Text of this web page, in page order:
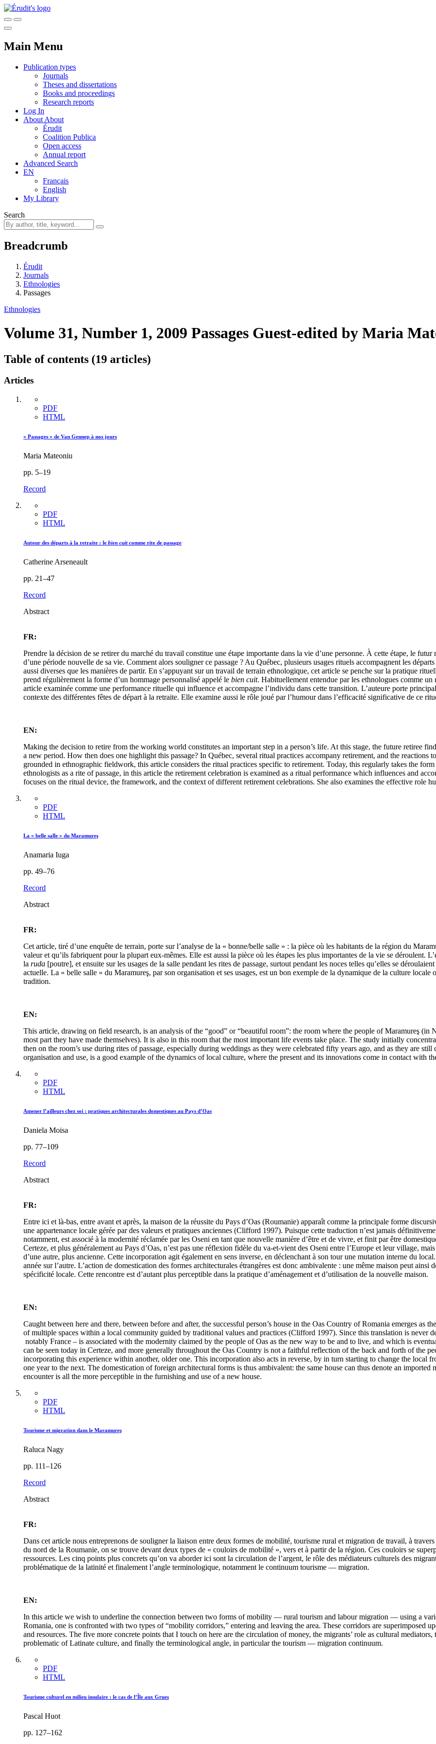
Main Menu
Publication types
Journals
Theses and dissertations
Books and proceedings
Research reports
Log In
About About
Érudit
Coalition Publica
Open access
Annual report
Advanced Search
EN
Français
English
My Library
Search
Breadcrumb
Érudit
Journals
Ethnologies
Passages
Ethnologies
Volume 31, Number 1, 2009 Passages Guest-edited by Maria
Table of contents (19 articles)
Articles
PDF
HTML
« Passages » de Van Gennep à nos jours
Maria Mateoniu
pp. 5–19
Record
PDF
HTML
Autour des départs à la retraite : le bien cuitcomme rite de passage
Catherine Arseneault
pp. 21–47
Record
Abstract
FR:
Prendre la décision de se retirer du marché du travail constitue une étape importante dans la vie d’une personne. À cette étape, le futur
d’une période nouvelle de sa vie. Comment alors souligner ce passage ? Au Québec, plusieurs usages rituels accompagnent les
aussi diverses que les manières de partir. En s’appuyant sur un travail de terrain ethnologique, cet article se penche sur la pratique
prend régulièrement la forme d’un hommage personnalisé appelé le bien cuit. Habituellement entendue par les ethnologues comme un
article examinée comme une performance rituelle qui influence et accompagne l’individu dans cette transition. L’auteure porte
contexte des différentes fêtes de départ à la retraite. Elle examine aussi le rôle joué par l’humour dans l’efficacité significative de ce
EN:
Making the decision to retire from the working world constitutes an important step in a person’s life. At this stage, the future retiree
a new period. How then does one highlight this passage? In Québec, several ritual practices accompany retirement, and the reactions
grounded in ethnographic fieldwork, this article considers the ritual practices specific to retirement. Today, this regularly takes the
ethnologists as a rite of passage, in this article the retirement celebration is examined as a ritual performance which influences and
focuses on the ritual device, the framework, and the context of different retirement celebrations. She also examines the effective role
PDF
HTML
La « belle salle » du Maramureş
Anamaria Iuga
pp. 49–76
Record
Abstract
FR:
Cet article, tiré d’une enquête de terrain, porte sur l’analyse de la « bonne/belle salle » : la pièce où les habitants de la région du
valeur et qu’ils fabriquent pour la plupart eux-mêmes. Elle est aussi la pièce où les étapes les plus importantes de la vie se déroulent.
la ruda [poutre], et ensuite sur les usages de la salle pendant les rites de passage, surtout pendant les noces telles qu’elles se
actuelle. La « belle salle » du Maramureş, par son organisation et ses usages, est un bon exemple de la dynamique de la culture
tradition.
EN:
This article, drawing on field research, is an analysis of the “good” or “beautiful room”: the room where the people of Maramureş
most part they have made themselves). It is also in this room that the most important life events take place. The study initially
then on the room’s use during rites of passage, especially during weddings as they were celebrated fifty years ago, and as they are
organisation and use, is a good example of the dynamics of local culture, where the present and its innovations come in contact with
PDF
HTML
Amener l’ailleurs chez soi : pratiques architecturales domestiques au Pays d’Oas
Daniela Moisa
pp. 77–109
Record
Abstract
FR:
Entre ici et là-bas, entre avant et après, la maison de la réussite du Pays d’Oas (Roumanie) apparaît comme la principale forme
une appartenance locale gérée par des valeurs et pratiques anciennes (Clifford 1997). Puisque cette traduction n’est jamais
notamment, est associé à la modernité réclamée par les Oseni en tant que nouvelle manière d’être et de vivre, et finit par être
Certeze, et plus généralement au Pays d’Oas, n’est pas une réflexion fidèle du va-et-vient des Oseni entre l’Europe et leur village,
d’une autre, plus ancienne. Cette incorporation agit également en sens inverse, en déclenchant à son tour une mutation interne du
année sur l’autre. L’action de domestication des formes architecturales étrangères est donc ambivalente : une même maison peut ainsi
spécificité locale. Cette rencontre est d’autant plus perceptible dans la pratique d’aménagement et d’utilisation de la nouvelle maison.
EN:
Caught between here and there, between before and after, the successful person’s house in the Oas Country of Romania emerges as
of multiple spaces within a local community guided by traditional values and practices (Clifford 1997). Since this translation is never
notably France – is associated with the modernity claimed by the people of Oas as the new way to be and to live, and which is
can be seen today in Certeze, and more generally throughout the Oas Country is not a faithful reflection of the back and forth of the
incorporating this experience within another, older one. This incorporation also acts in reverse, by in turn starting to change the local
one year to the next. The domestication of foreign architectural forms is thus ambivalent: the same house can thus denote an
encounter is all the more perceptible in the furnishing and use of a new house.
PDF
HTML
Tourisme et migration dans le Maramureş
Raluca Nagy
pp. 111–126
Record
Abstract
FR:
Dans cet article nous entreprenons de souligner la liaison entre deux formes de mobilité, tourisme rural et migration de travail, à
du nord de la Roumanie, on se trouve devant deux types de « couloirs de mobilité », vers et à partir de la région. Ces couloirs se
ressources. Les cinq points plus concrets qu’on va aborder ici sont la circulation de l’argent, le rôle des médiateurs culturels des
problématique de la latinité et finalement l’angle terminologique, notamment le continuum tourisme — migration.
EN:
In this article we wish to underline the connection between two forms of mobility — rural tourism and labour migration — using a
Romania, one is confronted with two types of “mobility corridors,” entering and leaving the area. These corridors are superimposed
and resources. The five more concrete points that I touch on here are the circulation of money, the migrants’ role as cultural
problematic of Latinate culture, and finally the terminological angle, in particular the tourism — migration continuum.
PDF
HTML
Tourisme culturel en milieu insulaire : le cas de l’Île aux Grues
Pascal Huot
pp. 127–162